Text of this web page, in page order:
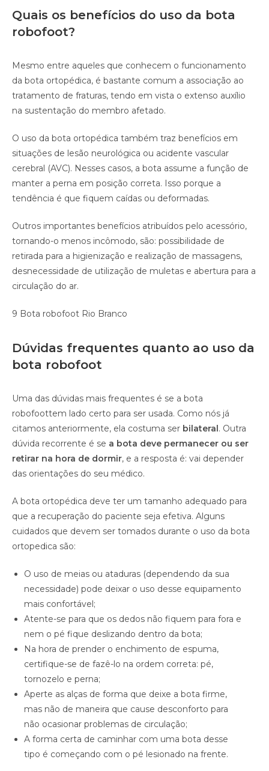
Quais os benefícios do uso da bota
robofoot?
Mesmo entre aqueles que conhecem o funcionamento
da bota ortopédica, é bastante comum a associação ao
tratamento de fraturas, tendo em vista o extenso auxílio
na sustentação do membro afetado.
O uso da bota ortopédica também traz benefícios em
situações de lesão neurológica ou acidente vascular
cerebral (AVC). Nesses casos, a bota assume a função de
manter a perna em posição correta. Isso porque a
tendência é que fiquem caídas ou deformadas.
Outros importantes benefícios atribuídos pelo acessório,
tornando-o menos incômodo, são: possibilidade de
retirada para a higienização e realização de massagens,
desnecessidade de utilização de muletas e abertura para a
circulação do ar.
9 Bota robofoot Rio Branco
Dúvidas frequentes quanto ao uso da
bota robofoot
Uma das dúvidas mais frequentes é se a bota
robofoottem lado certo para ser usada. Como nós já
citamos anteriormente, ela costuma ser bilateral. Outra
dúvida recorrente é se a bota deve permanecer ou ser
retirar na hora de dormir, e a resposta é: vai depender
das orientações do seu médico.
A bota ortopédica deve ter um tamanho adequado para
que a recuperação do paciente seja efetiva. Alguns
cuidados que devem ser tomados durante o uso da bota
ortopedica são:
O uso de meias ou ataduras (dependendo da sua
necessidade) pode deixar o uso desse equipamento
mais confortável;
Atente-se para que os dedos não fiquem para fora e
nem o pé fique deslizando dentro da bota;
Na hora de prender o enchimento de espuma,
certifique-se de fazê-lo na ordem correta: pé,
tornozelo e perna;
Aperte as alças de forma que deixe a bota firme,
mas não de maneira que cause desconforto para
não ocasionar problemas de circulação;
A forma certa de caminhar com uma bota desse
tipo é começando com o pé lesionado na frente.